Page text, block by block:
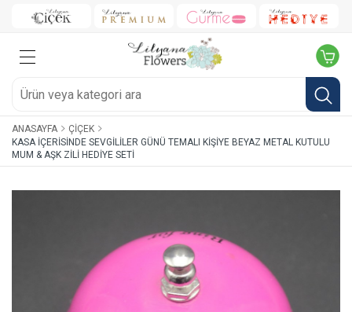
ANASAYFA
ÇIÇEK
KASA İÇERISINDE SEVGILILER GÜNÜ TEMALI KIŞIYE BEYAZ METAL KUTULU
MUM & AŞK ZILI HEDIYE SETI